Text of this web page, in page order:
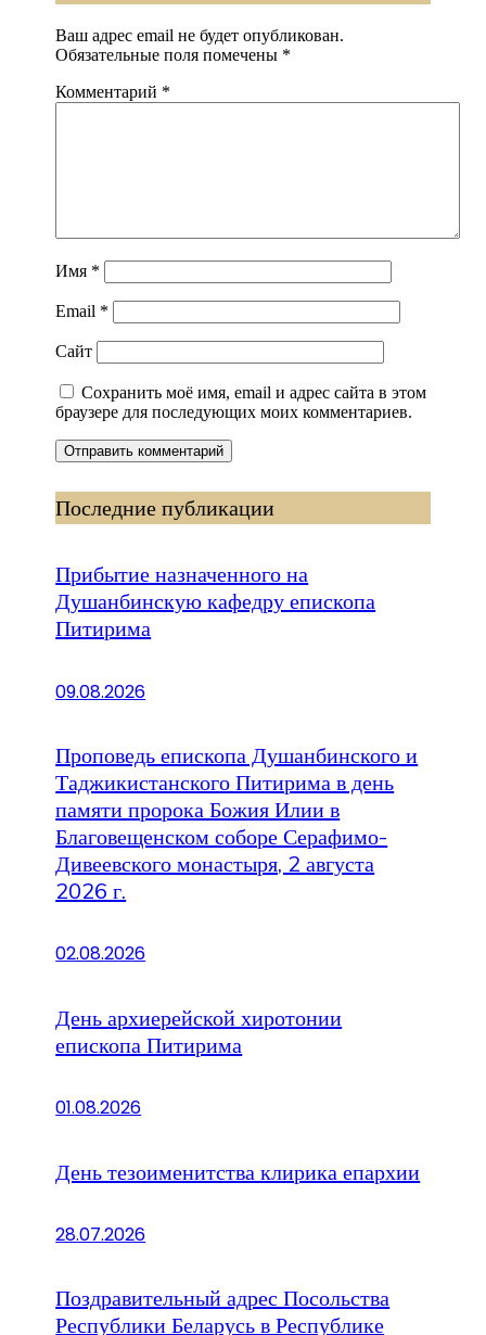
Ваш адрес email не будет опубликован.
Обязательные поля помечены *
Комментарий *
Имя *
Email *
Сайт
Сохранить моё имя, email и адрес сайта в этом
браузере для последующих моих комментариев.
Последние публикации
Прибытие назначенного на
Душанбинскую кафедру епископа
Питирима
09.08.2026
Проповедь епископа Душанбинского и
Таджикистанского Питирима в день
памяти пророка Божия Илии в
Благовещенском соборе Серафимо-
Дивеевского монастыря, 2 августа
2026 г.
02.08.2026
День архиерейской хиротонии
епископа Питирима
01.08.2026
День тезоименитства клирика епархии
28.07.2026
Поздравительный адрес Посольства
Республики Беларусь в Республике